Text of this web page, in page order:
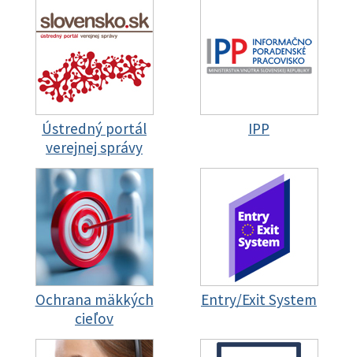
Ústredný portál
verejnej správy
IPP
Ochrana mäkkých
cieľov
Entry/Exit System